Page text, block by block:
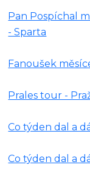
Pan Pospíchal
- Sparta
Fanoušek
Prales tour -
Co týden dal a
Co týden dal a